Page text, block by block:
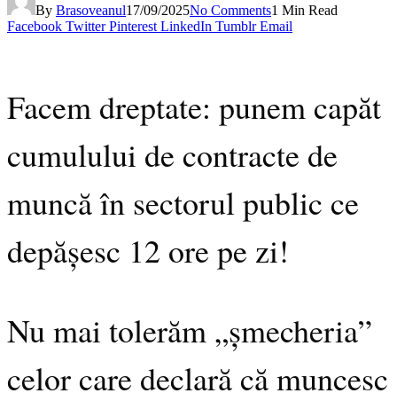
By Brasoveanul17/09/2025No Comments1 Min Read
Facebook Twitter Pinterest LinkedIn Tumblr Email
Facem dreptate: punem capăt
cumulului de contracte de
muncă în sectorul public ce
depășesc 12 ore pe zi!
Nu mai tolerăm „șmecheria”
celor care declară că muncesc